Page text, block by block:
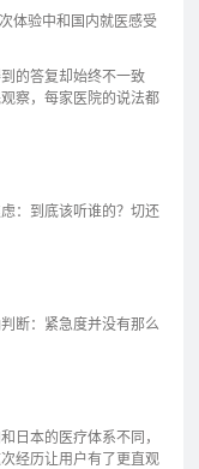
体验中和国内就医感受
的答复却始终不一致
察，每家医院的说法都
：到底该听谁的？切还
断：紧急度并没有那么
日本的医疗体系不同，
经历让用户有了更直观